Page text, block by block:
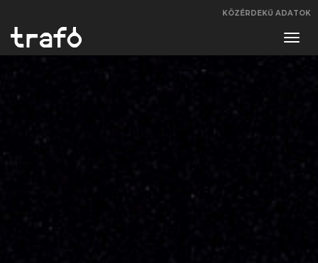
KÖZÉRDEKŰ ADATOK